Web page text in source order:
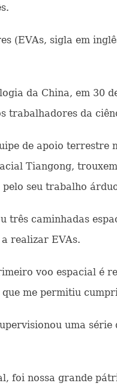
(EVAs, sigla em
da China, em 30
trabalhadores da
de apoio terrestre
Tiangong,
seu trabalho
três caminhadas
realizar EVAs.
voo espacial é
me permitiu
uma
foi nossa grande